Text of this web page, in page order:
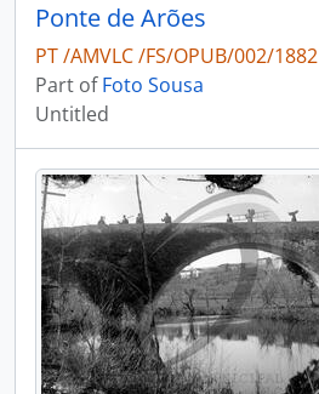
Ponte de Arões
PT /AMVLC /FS/OPUB/002/1882
Part ofFoto Sousa
Untitled